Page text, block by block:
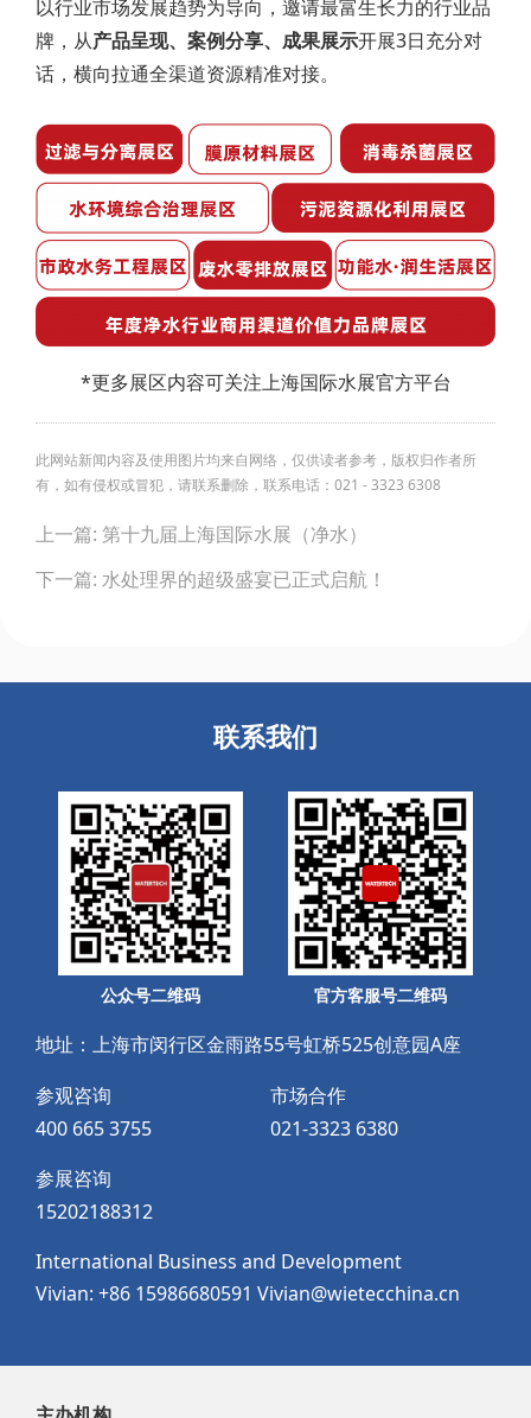
以行业市场发展趋势为导向，邀请最富生长力的行业品
牌，从产品呈现、案例分享、成果展示开展3日充分对
话，横向拉通全渠道资源精准对接。
*更多展区内容可关注上海国际水展官方平台
此网站新闻内容及使用图片均来自网络，仅供读者参考，版权归作者所
有，如有侵权或冒犯，请联系删除，联系电话：021 - 3323 6308
navigation
上一篇: 第十九届上海国际水展（净水）
下一篇: 水处理界的超级盛宴已正式启航！
联系我们
公众号二维码 官方客服号二维码
地址：上海市闵行区金雨路55号虹桥525创意园A座
参观咨询
400 665 3755
市场合作
021-3323 6380
参展咨询
15202188312
International Business and Development
Vivian: +86 15986680591 Vivian@wietecchina.cn